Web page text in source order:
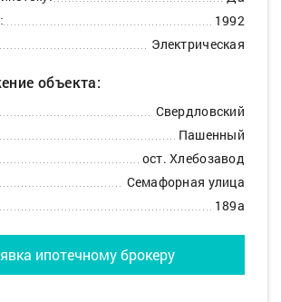
1992
Электрическая
объекта:
Свердловский
Пашенный
ост. Хлебозавод
Семафорная улица
189а
ипотечному брокеру